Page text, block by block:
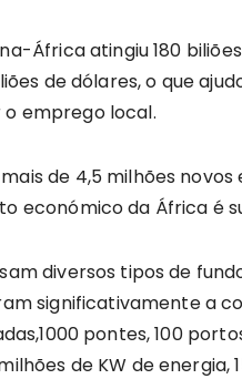
África atingiu 180
de dólares, o que
emprego local.
de 4,5 milhões
económico da África é
diversos tipos de
significativamente a
pontes, 100
de KW de